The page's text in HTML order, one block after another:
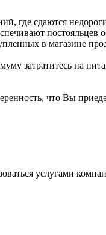
где сдаются
в магазине
затратитесь на
что Вы
услугами